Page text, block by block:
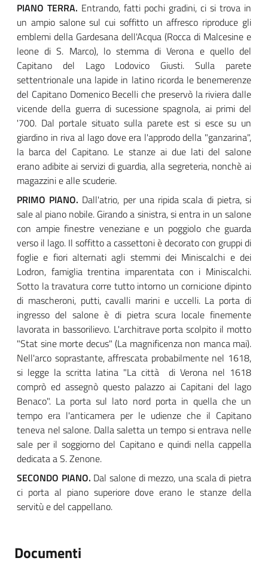
PIANO TERRA. Entrando, fatti pochi gradini, ci si trova in
un ampio salone sul cui soffitto un affresco riproduce gli
emblemi della Gardesana dell'Acqua (Rocca di Malcesine e
leone di S. Marco), lo stemma di Verona e quello del
Capitano del Lago Lodovico Giusti. Sulla parete
settentrionale una lapide in latino ricorda le benemerenze
del Capitano Domenico Becelli che preservò la riviera dalle
vicende della guerra di sucessione spagnola, ai primi del
'700. Dal portale situato sulla parete est si esce su un
giardino in riva al lago dove era l'approdo della "ganzarina",
la barca del Capitano. Le stanze ai due lati del salone
erano adibite ai servizi di guardia, alla segreteria, nonchè ai
magazzini e alle scuderie.
PRIMO PIANO. Dall'atrio, per una ripida scala di pietra, si
sale al piano nobile. Girando a sinistra, si entra in un salone
con ampie finestre veneziane e un poggiolo che guarda
verso il lago. Il soffitto a cassettoni è decorato con gruppi di
foglie e fiori alternati agli stemmi dei Miniscalchi e dei
Lodron, famiglia trentina imparentata con i Miniscalchi.
Sotto la travatura corre tutto intorno un cornicione dipinto
di mascheroni, putti, cavalli marini e uccelli. La porta di
ingresso del salone è di pietra scura locale finemente
lavorata in bassorilievo. L'architrave porta scolpito il motto
"Stat sine morte decus" (La magnificenza non manca mai).
Nell'arco soprastante, affrescata probabilmente nel 1618,
si legge la scritta latina "La città di Verona nel 1618
comprò ed assegnò questo palazzo ai Capitani del lago
Benaco". La porta sul lato nord porta in quella che un
tempo era l'anticamera per le udienze che il Capitano
teneva nel salone. Dalla saletta un tempo si entrava nelle
sale per il soggiorno del Capitano e quindi nella cappella
dedicata a S. Zenone.
SECONDO PIANO. Dal salone di mezzo, una scala di pietra
ci porta al piano superiore dove erano le stanze della
servitù e del cappellano.
Documenti